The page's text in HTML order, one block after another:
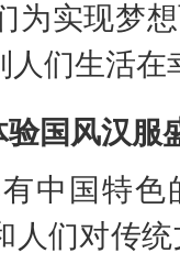
为实现梦
人们生活在
验国风汉服
中国特
人们对传